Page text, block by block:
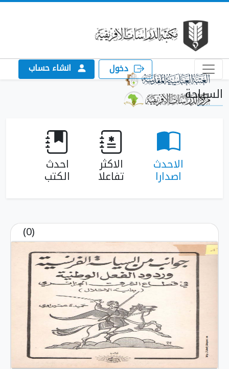
دخول انشاء حساب
السياحة
الاحدث
اصدارا
الاكثر
تفاعلا
احدث
الكتب
(0)